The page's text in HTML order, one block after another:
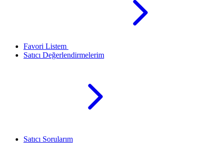
Favori Listem
Satıcı Değerlendirmelerim
Satıcı Sorularım